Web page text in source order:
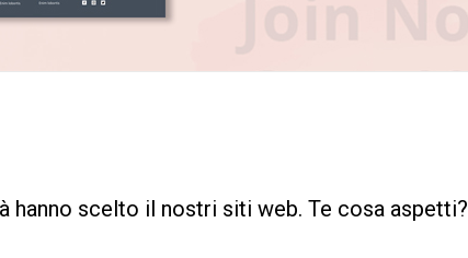
hanno scelto il nostri siti web. Te cosa aspetti?